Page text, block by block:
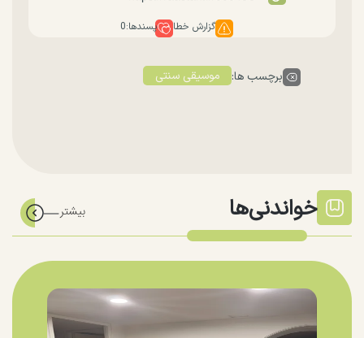
گزارش خطا پسندها:0
برچسب ها: موسیقی سنتی
خواندنی‌ها